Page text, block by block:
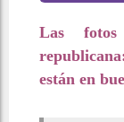
Las
están en